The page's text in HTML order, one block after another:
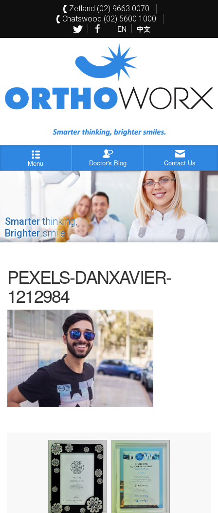
Zetland (02) 9663 0070
Chatswood (02) 5600 1000
EN 中文
Menu Doctor's Blog Contact Us
Smarterthinking,
Brightersmile
PEXELS-DANXAVIER-
1212984